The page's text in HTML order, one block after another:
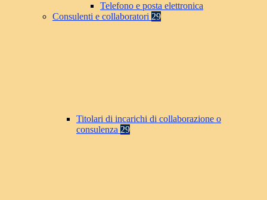
Telefono e posta elettronica
Consulenti e collaboratori 29
Titolari di incarichi di collaborazione o
consulenza 29